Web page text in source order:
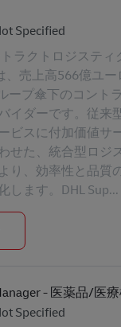
Specified
ラクトロジスティ
、売上高566億ユ
ープ傘下のコント
イダーです。従来
ビスに付加価値サ
せた、統合型ロジ
り、効率性と品質
します。DHL Sup...
AP Processor
- 医薬品/医
Specified